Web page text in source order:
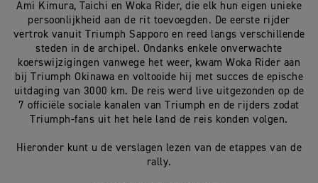
Ami Kimura, Taichi en Woka Rider, die elk hun eigen unieke
persoonlijkheid aan de rit toevoegden. De eerste rijder
vertrok vanuit Triumph Sapporo en reed langs verschillende
steden in de archipel. Ondanks enkele onverwachte
koerswijzigingen vanwege het weer, kwam Woka Rider aan
bij Triumph Okinawa en voltooide hij met succes de epische
uitdaging van 3000 km. De reis werd live uitgezonden op de
7 officiële sociale kanalen van Triumph en de rijders zodat
Triumph-fans uit het hele land de reis konden volgen.
Hieronder kunt u de verslagen lezen van de etappes van de
rally.